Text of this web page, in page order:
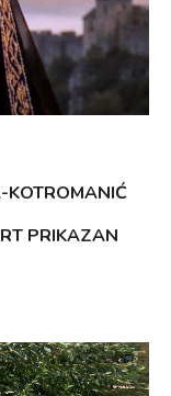
KOTROMANIĆ
PRIKAZAN